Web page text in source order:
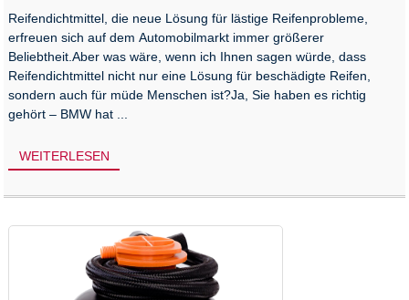
Reifendichtmittel, die neue Lösung für lästige Reifenprobleme,
erfreuen sich auf dem Automobilmarkt immer größerer
Beliebtheit.Aber was wäre, wenn ich Ihnen sagen würde, dass
Reifendichtmittel nicht nur eine Lösung für beschädigte Reifen,
sondern auch für müde Menschen ist?Ja, Sie haben es richtig
gehört – BMW hat ...
WEITERLESEN